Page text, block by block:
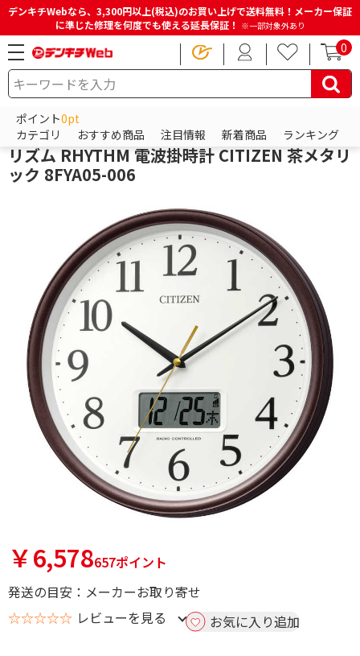
デンキチWebなら、3,300円以上(税込)のお買い上げで送料無料！メーカー保証
に準じた修理を何度でも使える延長保証！ ※一部対象外あり
0
ポイント0pt
カテゴリ
おすすめ商品 注目情報 新着商品 ランキング
HOME 商品一覧ページ 時計・日用品・カー用品 時計
シチズン
リズム RHYTHM 電波掛時計 CITIZEN 茶メタリ
ック 8FYA05-006
￥6,578657ポイント
発送の目安：メーカーお取り寄せ
☆☆☆☆☆ レビューを見る お気に入り追加